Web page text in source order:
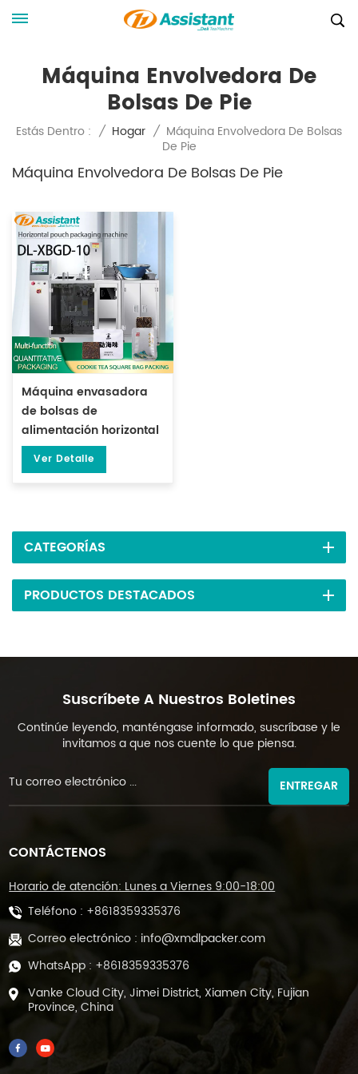
Máquina Envolvedora De
Bolsas De Pie
Estás Dentro : / Hogar / Máquina Envolvedora De Bolsas
De Pie
Máquina Envolvedora De Bolsas De Pie
Máquina envasadora
de bolsas de
alimentación horizontal
cuadradas para té y
galletas DL-XBGD-10
Ver Detalle
CATEGORÍAS
PRODUCTOS DESTACADOS
Suscríbete A Nuestros Boletines
Continúe leyendo, manténgase informado, suscríbase y le
invitamos a que nos cuente lo que piensa.
ENTREGAR
CONTÁCTENOS
Horario de atención: Lunes a Viernes 9:00-18:00
Teléfono : +8618359335376
Correo electrónico : info@xmdlpacker.com
WhatsApp : +8618359335376
Vanke Cloud City, Jimei District, Xiamen City, Fujian
Province, China